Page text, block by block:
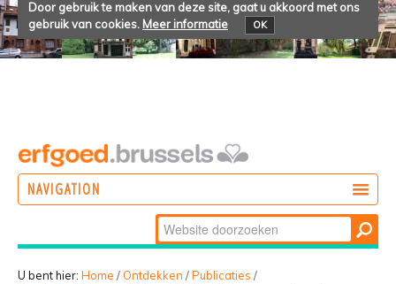
Door gebruik te maken van deze site, gaat u akkoord met ons
gebruik van cookies. Meer informatie OK
NAVIGATION
Zoek
Geavanceerd
zoeken...
U bent hier: Home / Ontdekken /Publicaties /